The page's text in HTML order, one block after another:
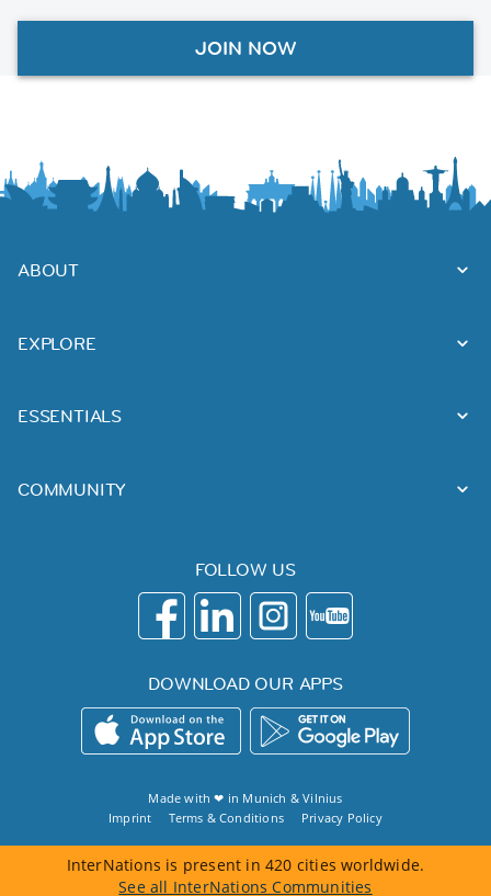
JOIN NOW
ABOUT
EXPLORE
ESSENTIALS
COMMUNITY
FOLLOW US
DOWNLOAD OUR APPS
Made with ❤ in Munich &Vilnius
Imprint
Terms & Conditions Privacy Policy
InterNations is present in 420 cities worldwide.
See all InterNations Communities